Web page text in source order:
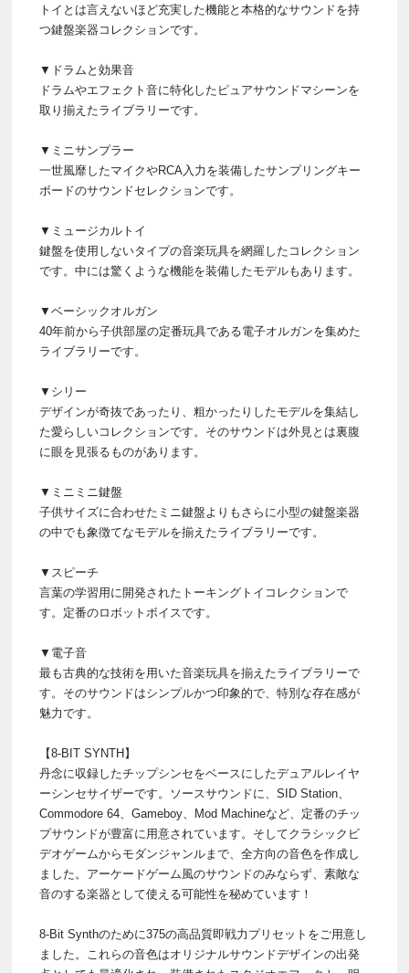
トイとは言えないほど充実した機能と本格的なサウンドを持
つ鍵盤楽器コレクションです。
▼ドラムと効果音
ドラムやエフェクト音に特化したピュアサウンドマシーンを
取り揃えたライブラリーです。
▼ミニサンプラー
一世風靡したマイクやRCA入力を装備したサンプリングキー
ボードのサウンドセレクションです。
▼ミュージカルトイ
鍵盤を使用しないタイプの音楽玩具を網羅したコレクション
です。中には驚くような機能を装備したモデルもあります。
▼ベーシックオルガン
40年前から子供部屋の定番玩具である電子オルガンを集めた
ライブラリーです。
▼シリー
デザインが奇抜であったり、粗かったりしたモデルを集結し
た愛らしいコレクションです。そのサウンドは外見とは裏腹
に眼を見張るものがあります。
▼ミニミニ鍵盤
子供サイズに合わせたミニ鍵盤よりもさらに小型の鍵盤楽器
の中でも象徴てなモデルを揃えたライブラリーです。
▼スピーチ
言葉の学習用に開発されたトーキングトイコレクションで
す。定番のロボットボイスです。
▼電子音
最も古典的な技術を用いた音楽玩具を揃えたライブラリーで
す。そのサウンドはシンプルかつ印象的で、特別な存在感が
魅力です。
【8-BIT SYNTH】
丹念に収録したチップシンセをベースにしたデュアルレイヤ
ーシンセサイザーです。ソースサウンドに、SID Station、
Commodore 64、Gameboy、Mod Machineなど、定番のチッ
プサウンドが豊富に用意されています。そしてクラシックビ
デオゲームからモダンジャンルまで、全方向の音色を作成し
ました。アーケードゲーム風のサウンドのみならず、素敵な
音のする楽器として使える可能性を秘めています！
8-Bit Synthのために375の高品質即戦力プリセットをご用意し
ました。これらの音色はオリジナルサウンドデザインの出発